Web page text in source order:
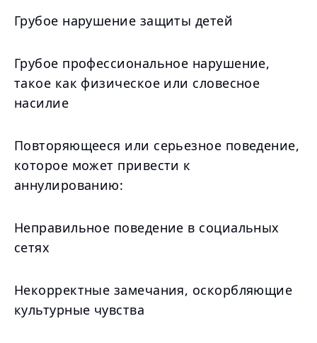
Грубое нарушение защиты детей
Грубое профессиональное нарушение,
такое как физическое или словесное
насилие
Повторяющееся или серьезное поведение,
которое может привести к
аннулированию:
Неправильное поведение в социальных
сетях
Некорректные замечания, оскорбляющие
культурные чувства